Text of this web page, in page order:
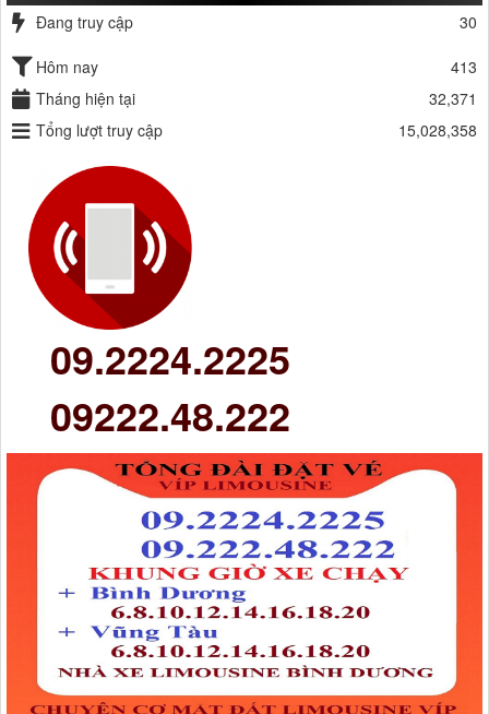
Đang truy cập
30
Hôm nay
413
Tháng hiện tại
32,371
Tổng lượt truy cập
15,028,358
09.2224.2225
09222.48.222